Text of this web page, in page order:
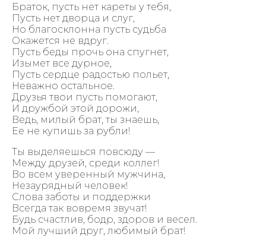
Браток, пусть нет кареты у тебя,
Пусть нет дворца и слуг,
Но благосклонна пусть судьба
Окажется не вдруг.
Пусть беды прочь она спугнет,
Изымет все дурное,
Пусть сердце радостью польет,
Неважно остальное.
Друзья твои пусть помогают,
И дружбой этой дорожи,
Ведь, милый брат, ты знаешь,
Ее не купишь за рубли!
Ты выделяешься повсюду —
Между друзей, среди коллег!
Во всем уверенный мужчина,
Незаурядный человек!
Слова заботы и поддержки
Всегда так вовремя звучат!
Будь счастлив, бодр, здоров и весел.
Мой лучший друг, любимый брат!